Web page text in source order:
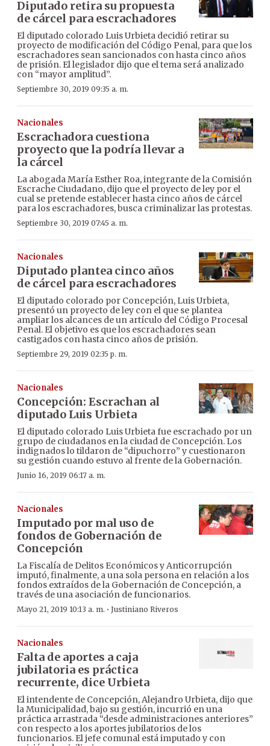
Diputado retira su propuesta
de cárcel para escrachadores
El diputado colorado Luis Urbieta decidió retirar su
proyecto de modificación del Código Penal, para que los
escrachadores sean sancionados con hasta cinco años
de prisión. El legislador dijo que el tema será analizado
con “mayor amplitud”.
Septiembre 30, 2019 09:35 a. m.
Nacionales
Escrachadora cuestiona
proyecto que la podría llevar a
la cárcel
La abogada María Esther Roa, integrante de la Comisión
Escrache Ciudadano, dijo que el proyecto de ley por el
cual se pretende establecer hasta cinco años de cárcel
para los escrachadores, busca criminalizar las protestas.
Septiembre 30, 2019 07:45 a. m.
Nacionales
Diputado plantea cinco años
de cárcel para escrachadores
El diputado colorado por Concepción, Luis Urbieta,
presentó un proyecto de ley con el que se plantea
ampliar los alcances de un artículo del Código Procesal
Penal. El objetivo es que los escrachadores sean
castigados con hasta cinco años de prisión.
Septiembre 29, 2019 02:35 p. m.
Nacionales
Concepción: Escrachan al
diputado Luis Urbieta
El diputado colorado Luis Urbieta fue escrachado por un
grupo de ciudadanos en la ciudad de Concepción. Los
indignados lo tildaron de “dipuchorro” y cuestionaron
su gestión cuando estuvo al frente de la Gobernación.
Junio 16, 2019 06:17 a. m.
Nacionales
Imputado por mal uso de
fondos de Gobernación de
Concepción
La Fiscalía de Delitos Económicos y Anticorrupción
imputó, finalmente, a una sola persona en relación a los
fondos extraídos de la Gobernación de Concepción, a
través de una asociación de funcionarios.
Mayo 21, 2019 10:13 a. m. · Justiniano Riveros
Nacionales
Falta de aportes a caja
jubilatoria es práctica
recurrente, dice Urbieta
El intendente de Concepción, Alejandro Urbieta, dijo que
la Municipalidad, bajo su gestión, incurrió en una
práctica arrastrada “desde administraciones anteriores”
con respecto a los aportes jubilatorios de los
funcionarios. El jefe comunal está imputado y con